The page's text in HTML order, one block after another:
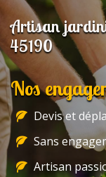
Artisan
45190
Nos
Devis et
Sans
Artisan